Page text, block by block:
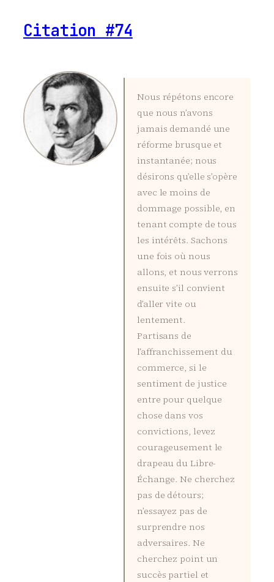
Citation #74
Nous répétons encore
que nous n’avons
jamais demandé une
réforme brusque et
instantanée; nous
désirons qu’elle s’opère
avec le moins de
dommage possible, en
tenant compte de tous
les intérêts. Sachons
une fois où nous
allons, et nous verrons
ensuite s’il convient
d’aller vite ou
lentement.
Partisans de
l’affranchissement du
commerce, si le
sentiment de justice
entre pour quelque
chose dans vos
convictions, levez
courageusement le
drapeau du Libre-
Échange. Ne cherchez
pas de détours;
n’essayez pas de
surprendre nos
adversaires. Ne
cherchez point un
succès partiel et